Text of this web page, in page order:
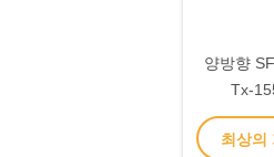
양방향
Tx-
최상의